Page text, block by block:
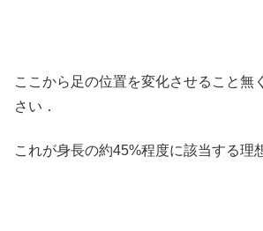
ここから足の位置を変化させること無
さい．
これが身長の約45%程度に該当する理